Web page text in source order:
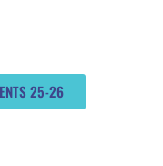
25-26